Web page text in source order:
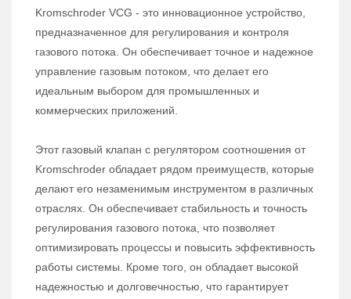
Kromschroder VCG - это инновационное устройство,
предназначенное для регулирования и контроля
газового потока. Он обеспечивает точное и надежное
управление газовым потоком, что делает его
идеальным выбором для промышленных и
коммерческих приложений.
Этот газовый клапан с регулятором соотношения от
Kromschroder обладает рядом преимуществ, которые
делают его незаменимым инструментом в различных
отраслях. Он обеспечивает стабильность и точность
регулирования газового потока, что позволяет
оптимизировать процессы и повысить эффективность
работы системы. Кроме того, он обладает высокой
надежностью и долговечностью, что гарантирует